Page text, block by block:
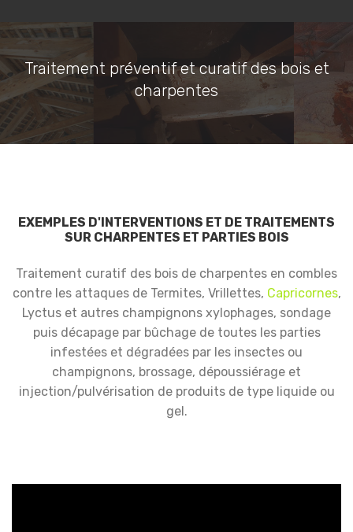
Traitement préventif et curatif des bois et
charpentes
EXEMPLES D'INTERVENTIONS ET DE TRAITEMENTS
SUR CHARPENTES ET PARTIES BOIS
Traitement curatif des bois de charpentes en combles
contre les attaques de Termites, Vrillettes, Capricornes,
Lyctus et autres champignons xylophages, sondage
puis décapage par bûchage de toutes les parties
infestées et dégradées par les insectes ou
champignons, brossage, dépoussiérage et
injection/pulvérisation de produits de type liquide ou
gel.